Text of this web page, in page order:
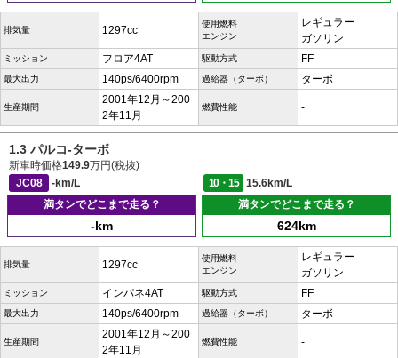
排気量 1297cc
使用燃料
エンジン
レギュラー
ガソリン
ミッション フロア4AT 駆動方式 FF
最大出力 140ps/6400rpm 過給器（ターボ） ターボ
生産期間
2001年12月～200
2年11月
燃費性能 -
1.3 パルコ-ターボ
新車時価格149.9万円(税抜)
JC08
-km/L 10・15
15.6km/L
満タンでどこまで走る？
-km
満タンでどこまで走る？
624km
排気量 1297cc
使用燃料
エンジン
レギュラー
ガソリン
ミッション インパネ4AT 駆動方式 FF
最大出力 140ps/6400rpm 過給器（ターボ） ターボ
生産期間
2001年12月～200
2年11月
燃費性能 -